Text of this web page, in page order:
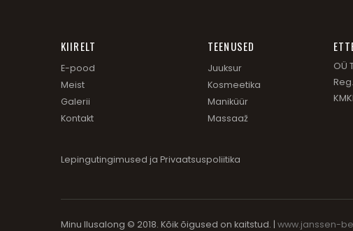
KIIRELT
E-pood
Meist
Galerii
Kontakt
TEENUSED
Juuksur
Kosmeetika
Maniküür
Massaaž
OÜ
Lepingutingimused ja Privaatsuspoliitika
Minu Ilusalong © 2018. Kõik õigused on kaitstud. | www.janssen-